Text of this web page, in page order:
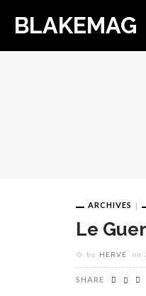
BLAKEMAG
ARCHIVES
Le
by HERVE on
SHARE